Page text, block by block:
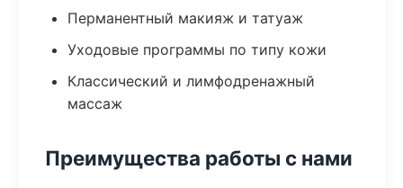
Перманентный макияж и татуаж
Уходовые программы по типу кожи
Классический и лимфодренажный
массаж
Преимущества работы с нами